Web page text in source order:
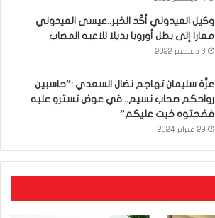
وكيل العيدوني أكّد الخبر..عيسى العيدوني
معارا إلى بطل أوروبا بديلا للاعبه المصاب
3 ديسمبر 2022
عزّة سليمان تهاجم نضال السعدي :”حاسبين
رواحكم صحاب نسيم.. في عوض تسترو عليه
فضحتوه خيت عليكم”
29 فبراير 2024